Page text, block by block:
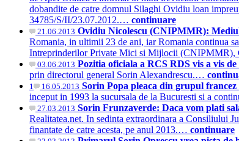
dobandite de catre domnul Silaghi Ovidiu loan
34785/S/II/23.07.2012.… continuare
21.06.2013 Ovidiu Nicolescu (CNIPMMR):
Romania, in ultimii 23 de ani, iar Romania continua
Intreprinderilor Private Mici si Mijlocii (CNIPMMR),
03.06.2013 Pozitia oficiala a RCS RDS vis a vis
prin directorul general Sorin Alexandrescu.…
1 16.05.2013 Sorin Popa pleaca din grupul francez
inceput in 1993 la sucursala de la Bucuresti si a
27.03.2013 Sorin Frunzaverde: Daca vom plati
Realitatea.net. In sedinta extraordinara a Consiliului
finantate de catre acesta, pe anul 2013.… continuare